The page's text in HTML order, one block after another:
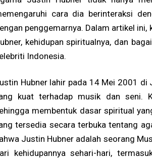
cara dia berinteraksi
penggemarnya. Dalam artikel
kehidupan spiritualnya, dan
Indonesia.
Hubner lahir pada 14 Mei 2001 di
kuat terhadap musik dan seni.
membentuk dasar spiritual
tersedia secara terbuka tentang
Justin Hubner adalah seorang
kehidupannya sehari-hari,